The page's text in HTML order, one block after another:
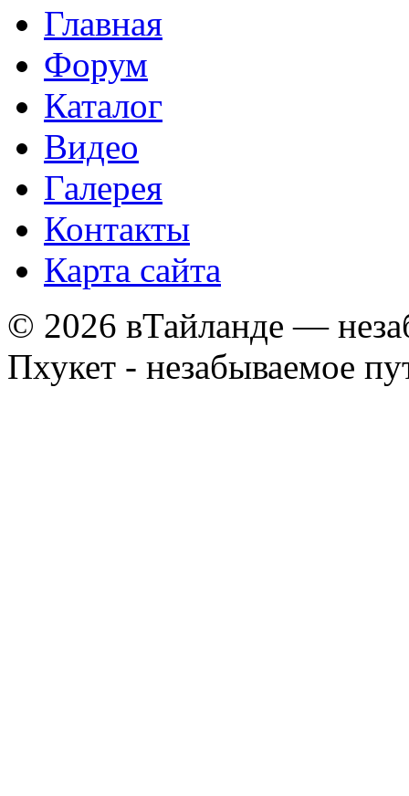
Главная
Форум
Каталог
Видео
Галерея
Контакты
Карта сайта
© 2026 вТайланде —
Пхукет - незабываемое